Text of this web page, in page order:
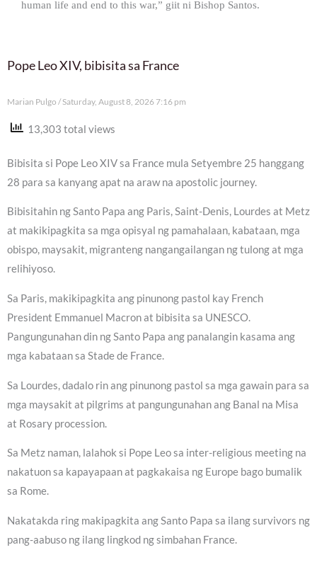
human life and end to this war,” giit ni Bishop Santos.
Pope Leo XIV, bibisita sa France
Marian Pulgo Saturday, August 8, 2026 7:16 pm
13,303 total views
Bibisita si Pope Leo XIV sa France mula Setyembre 25 hanggang
28 para sa kanyang apat na araw na apostolic journey.
Bibisitahin ng Santo Papa ang Paris, Saint-Denis, Lourdes at Metz
at makikipagkita sa mga opisyal ng pamahalaan, kabataan, mga
obispo, maysakit, migranteng nangangailangan ng tulong at mga
relihiyoso.
Sa Paris, makikipagkita ang pinunong pastol kay French
President Emmanuel Macron at bibisita sa UNESCO.
Pangungunahan din ng Santo Papa ang panalangin kasama ang
mga kabataan sa Stade de France.
Sa Lourdes, dadalo rin ang pinunong pastol sa mga gawain para sa
mga maysakit at pilgrims at pangungunahan ang Banal na Misa
at Rosary procession.
Sa Metz naman, lalahok si Pope Leo sa inter-religious meeting na
nakatuon sa kapayapaan at pagkakaisa ng Europe bago bumalik
sa Rome.
Nakatakda ring makipagkita ang Santo Papa sa ilang survivors ng
pang-aabuso ng ilang lingkod ng simbahan France.